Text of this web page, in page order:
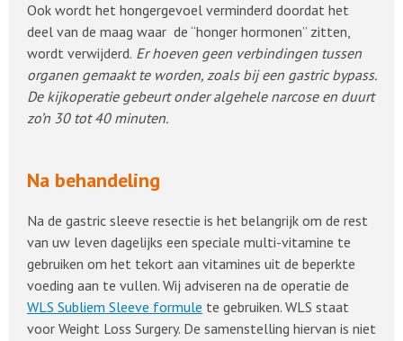
Ook wordt het hongergevoel verminderd doordat het
deel van de maag waar de “honger hormonen” zitten,
wordt verwijderd. Er hoeven geen verbindingen tussen
organen gemaakt te worden, zoals bij een gastric bypass.
De kijkoperatie gebeurt onder algehele narcose en duurt
zo’n 30 tot 40 minuten.
Na behandeling
Na de gastric sleeve resectie is het belangrijk om de rest
van uw leven dagelijks een speciale multi-vitamine te
gebruiken om het tekort aan vitamines uit de beperkte
voeding aan te vullen. Wij adviseren na de operatie de
WLS Subliem Sleeve formule te gebruiken. WLS staat
voor Weight Loss Surgery. De samenstelling hiervan is niet